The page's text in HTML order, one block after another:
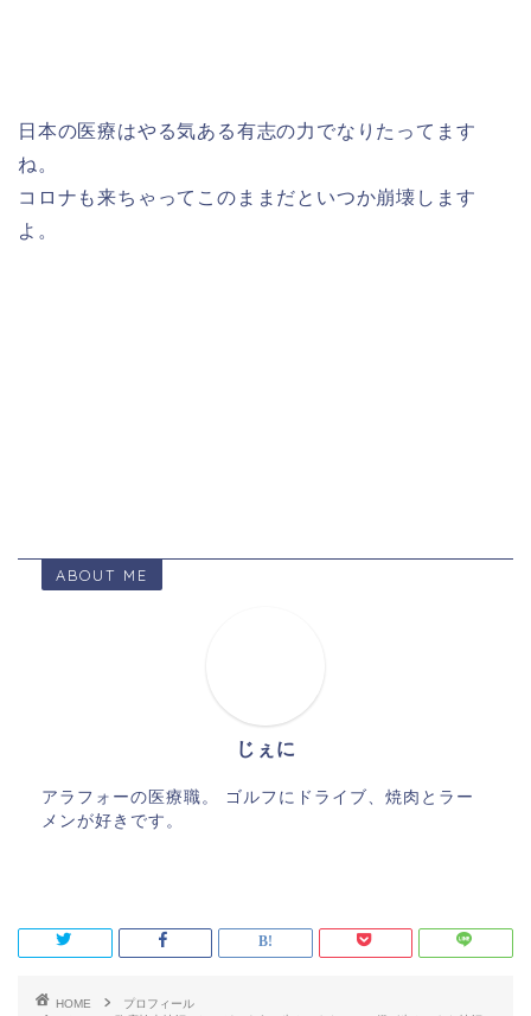
日本の医療はやる気ある有志の力でなりたってます
ね。
コロナも来ちゃってこのままだといつか崩壊します
よ。
ABOUT ME
じぇに
アラフォーの医療職。 ゴルフにドライブ、焼肉とラー
メンが好きです。
HOME
プロフィール